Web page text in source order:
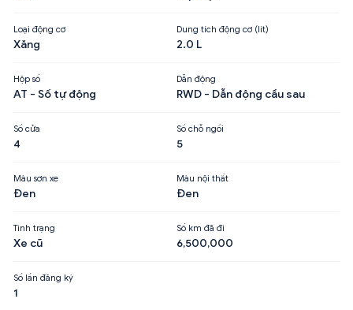
Loại động cơ
Xăng
Dung tích động cơ (lít)
2.0 L
Hộp số
AT - Số tự động
Dẫn động
RWD - Dẫn động cầu sau
Số cửa
4
Số chỗ ngồi
5
Màu sơn xe
Đen
Màu nội thất
Đen
Tình trạng
Xe cũ
Số km đã đi
6,500,000
Số lần đăng ký
1